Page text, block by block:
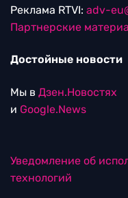
Реклама RTVI: adv-
Партнерские
Достойные новости
Мы в Дзен.Новостях
и Google.News
Уведомление об
технологий